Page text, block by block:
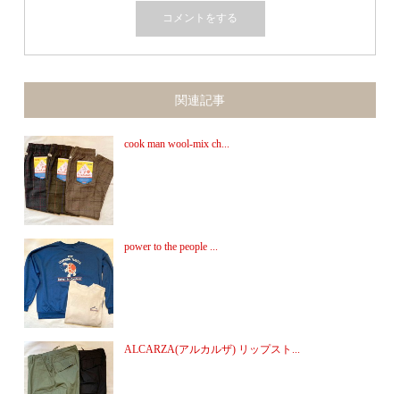
関連記事
cook man wool-mix ch...
power to the people ...
ALCARZA(アルカルザ) リップスト...